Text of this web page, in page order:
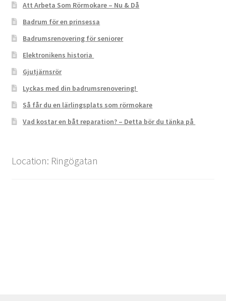
Att Arbeta Som Rörmokare – Nu & Då
Badrum för en prinsessa
Badrumsrenovering för seniorer
Elektronikens historia
Gjutjärnsrör
Lyckas med din badrumsrenovering!
Så får du en lärlingsplats som rörmokare
Vad kostar en båt reparation? – Detta bör du tänka på
Location: Ringögatan